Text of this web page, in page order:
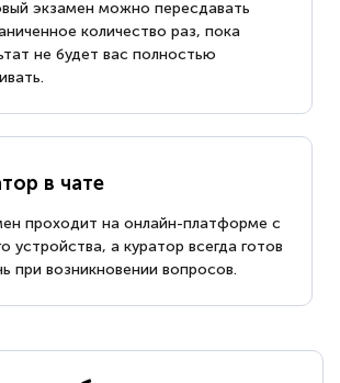
экзамен можно пересдавать
количество раз, пока
не будет вас полностью
в чате
проходит на онлайн-платформе с
устройства, а куратор всегда готов
при возникновении вопросов.